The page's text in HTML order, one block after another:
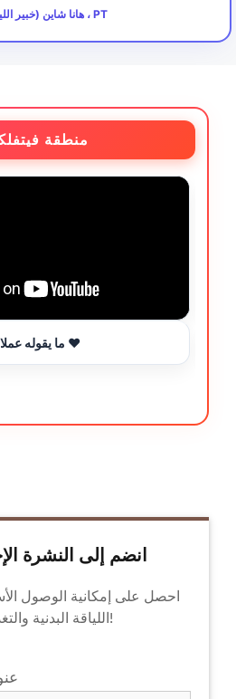
هانا شاين (خبير اللياقة البدنية) ، PT
منطقة
ما يقوله عملاؤنا ❤️
انضم إلى النشرة
احصل على إمكانية الوصول
اللياقة البدنية والتغذية لدينا!